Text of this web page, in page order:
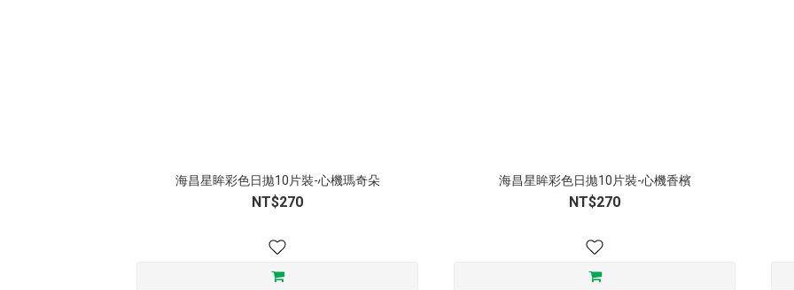
海昌星眸彩色日拋10片裝-心機瑪奇朵
NT$270
海昌星眸彩色日拋10片裝-心機香檳
NT$270